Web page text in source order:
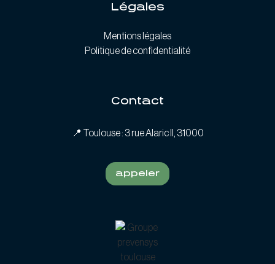
Légales
Mentions légales
Politique de confidentialité
Contact
📍 Toulouse : 3 rue Alaric II, 31000
appeler